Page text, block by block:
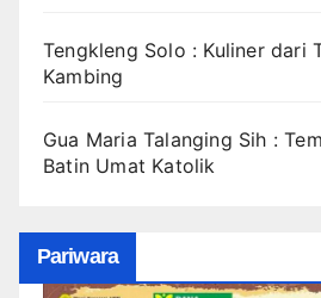
Tengkleng Solo : Kuliner dari
Kambing
Gua Maria Talanging Sih :
Batin Umat Katolik
Pariwara